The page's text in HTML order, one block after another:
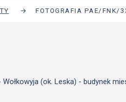
→ FOTOGRAFIA PAE/FNK/
(ok. Leska) - budynek